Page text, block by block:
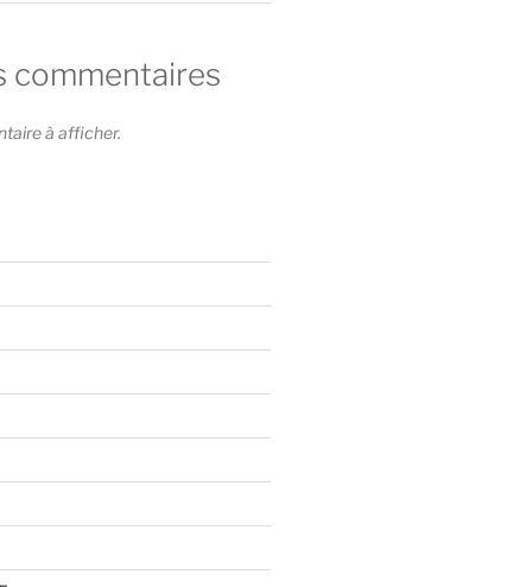
commentaires
à afficher.